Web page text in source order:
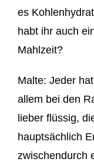
es
habt ihrauch
Mahlzeit?
Malte: Jeder
allem bei den
lieber flüssig,
hauptsächlich
zwischendurch